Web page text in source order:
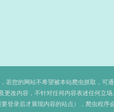
您的网站不希望被本站爬虫抓取，可
改内容，不针对任何内容表述任何立场。
录后才展现内容的站点），爬虫程序